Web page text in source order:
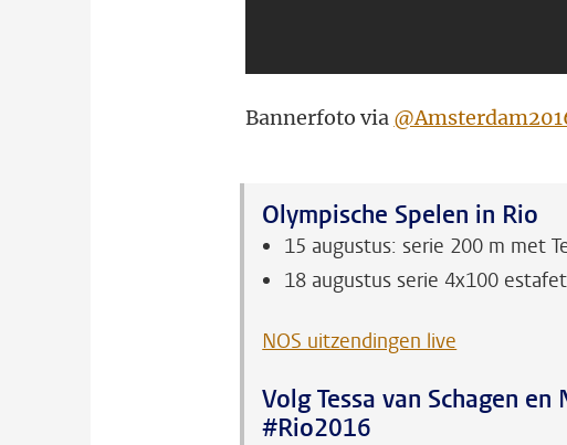
Bannerfoto via
Olympische Spelen in Rio
15 augustus: serie 200 m met
18 augustus serie 4x100
NOS uitzendingen live
Volg Tessa van Schagen
#Rio2016